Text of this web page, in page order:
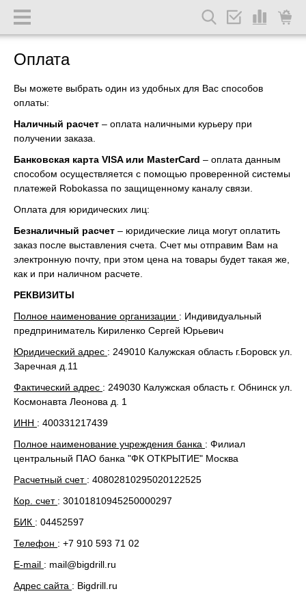
Оплата
Вы можете выбрать один из удобных для Вас способов
оплаты:
Наличный расчет – оплата наличными курьеру при
получении заказа.
Банковская карта VISA или MasterCard – оплата данным
способом осуществляется с помощью проверенной системы
платежей Robokassa по защищенному каналу связи.
Оплата для юридических лиц:
Безналичный расчет – юридические лица могут оплатить
заказ после выставления счета. Счет мы отправим Вам на
электронную почту, при этом цена на товары будет такая же,
как и при наличном расчете.
РЕКВИЗИТЫ
Полное наименование организации : Индивидуальный
предприниматель Кириленко Сергей Юрьевич
Юридический адрес : 249010 Калужская область г.Боровск ул.
Заречная д.11
Фактический адрес : 249030 Калужская область г. Обнинск ул.
Космонавта Леонова д. 1
ИНН : 400331217439
Полное наименование учреждения банка : Филиал
центральный ПАО банка "ФК ОТКРЫТИЕ" Москва
Расчетный счет : 40802810295020122525
Кор. счет : 30101810945250000297
БИК : 04452597
Телефон : +7 910 593 71 02
E-mail : mail@bigdrill.ru
Адрес сайта : Bigdrill.ru